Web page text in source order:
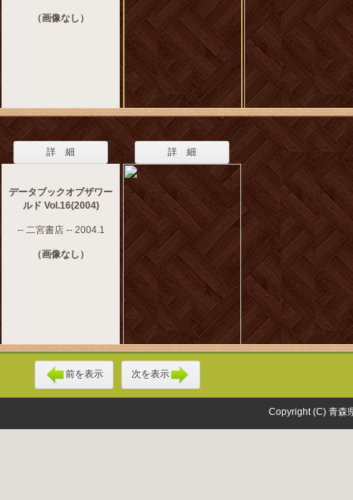
（画像なし）
詳 細
データブックオブザワー
ルド Vol.16(2004)
-- 二宮書店 -- 2004.1
（画像なし）
詳 細
前を表示 次を表示
Copyright (C) 青森